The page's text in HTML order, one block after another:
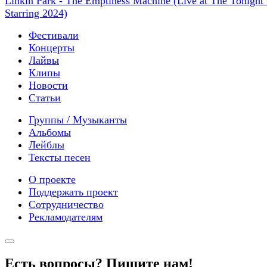
Starring 2024)
Фестивали
Концерты
Лайвы
Клипы
Новости
Статьи
Группы / Музыканты
Альбомы
Лейблы
Тексты песен
О проекте
Поддержать проект
Сотрудничество
Рекламодателям
Есть вопросы? Пишите нам!